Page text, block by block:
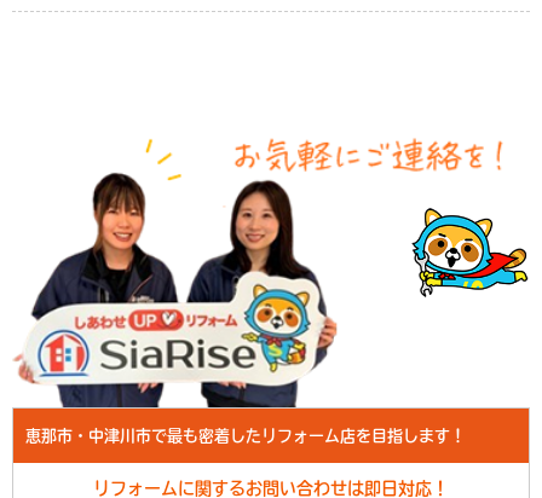
恵那市・中津川市で最も密着したリフォーム店を目指します！
リフォームに関するお問い合わせは即日対応！